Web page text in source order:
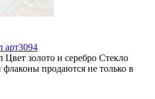
золото и серебро Стекло
продаются не только в